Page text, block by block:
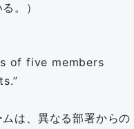
。）
of five members
ムは、異なる部署からの